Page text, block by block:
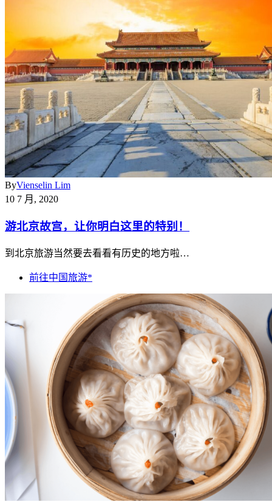
ByVienselin Lim
10 7 月, 2020
游北京故宫，让你明白这里的特别！
到北京旅游当然要去看看有历史的地方啦…
前往中国旅游*